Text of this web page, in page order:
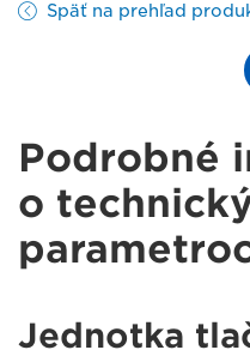
Späť na prehľad
Podrobné
o
Jednotka